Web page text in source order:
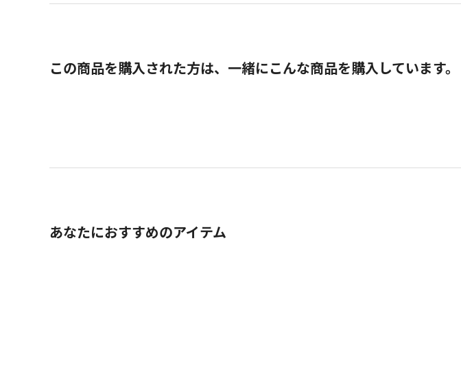
この商品を購入された方は、一緒にこんな商品を購入しています。
あなたにおすすめのアイテム